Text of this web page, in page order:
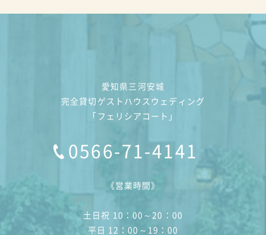
愛知県三河安城
完全貸切ゲストハウスウェディング
「フェリシアコート」
0566-71-4141
《営業時間》
土日祝 10：00～20：00
平日 12：00～19：00